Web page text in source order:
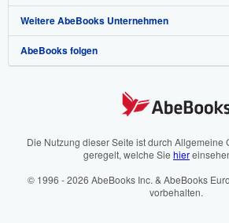
Meine Bestellungen
Warenkorb
Empfehlen Sie einen Verkäufer
Presse
Karriere
Cookie-Hinweis
Hilfebereich
Kundenservice
Weitere AbeBooks Unternehmen
AbeBooks.com
AbeBooks.it
AbeBooks folgen
Die Nutzung dieser Seite ist durch Allgemeine
geregelt, welche Sie hier
© 1996 - 2026 AbeBooks Inc. & AbeBooks
vorbehalten.